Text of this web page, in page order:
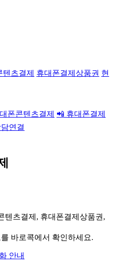
텐츠결제 휴대폰결제상품권 현
폰콘텐츠결제 📲 휴대폰결제
연결
텐츠결제, 휴대폰결제상품권,
바로콕에서 확인하세요.
안내